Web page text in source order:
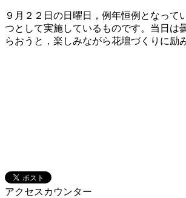
９月２２日の日曜日，例年恒例となっ
つとして実施しているものです。当日は
らおうと，楽しみながら花壇づくりに励
アクセスカウンター